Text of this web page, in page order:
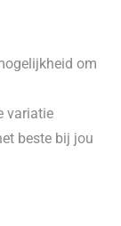
om
variatie
beste bij jou